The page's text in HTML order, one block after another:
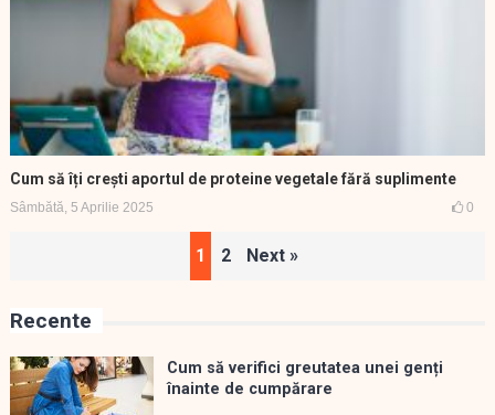
Cum să îți crești aportul de proteine vegetale fără suplimente
Sâmbătă, 5 Aprilie 2025 0
1 2 Next »
Recente
Cum să verifici greutatea unei genți
înainte de cumpărare